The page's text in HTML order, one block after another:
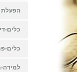
הפעלת
כלים-
כלים-